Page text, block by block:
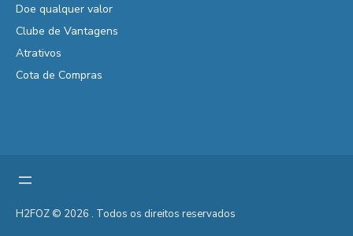
Doe qualquer valor
Clube de Vantagens
Atrativos
Cota de Compras
H2FOZ © 2026 . Todos os direitos reservados